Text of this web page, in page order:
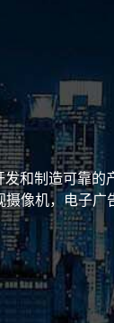
和制造可靠
像机，电子